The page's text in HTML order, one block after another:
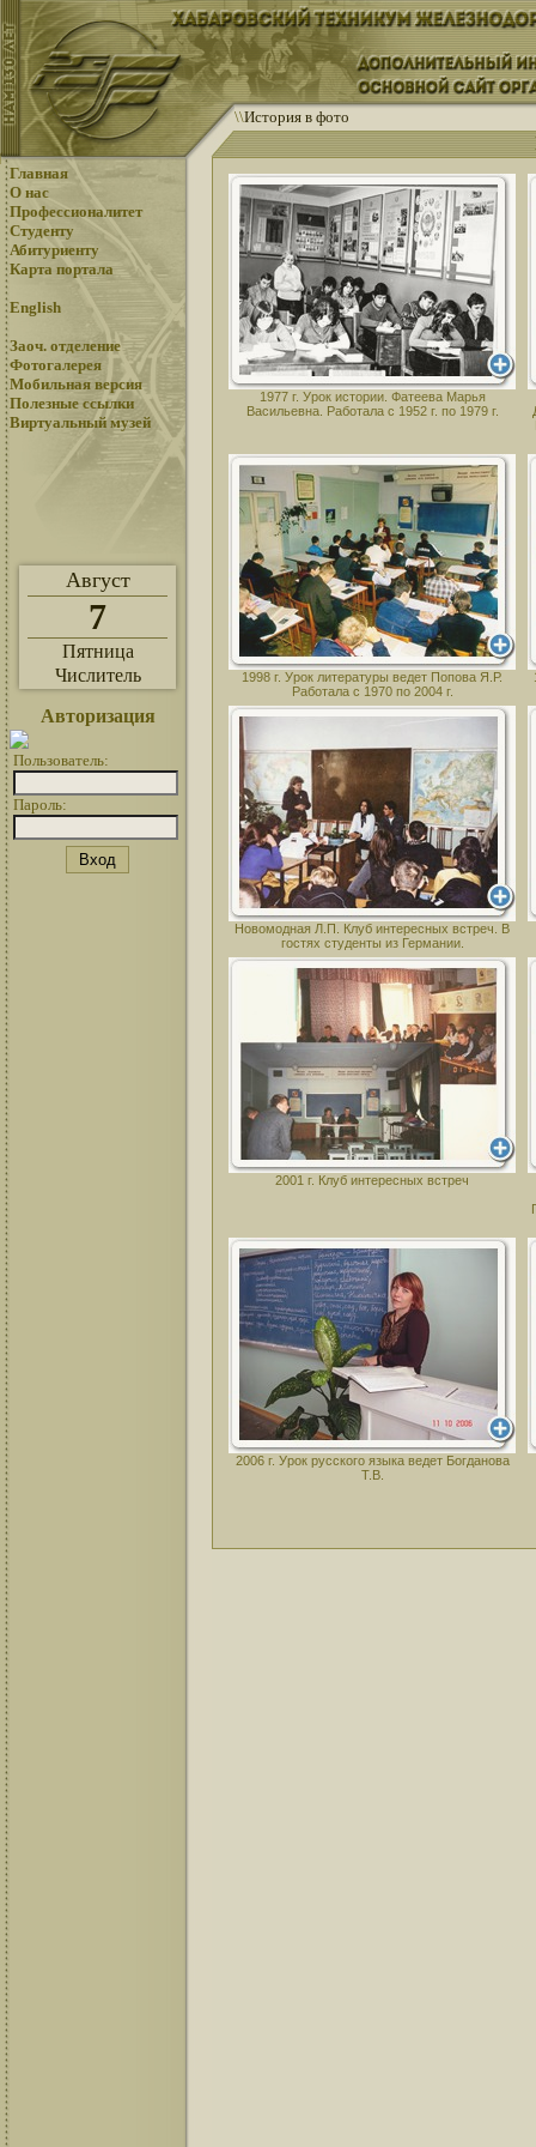
\\История в фото
Главная
О нас
Профессионалитет
Студенту
Абитуриенту
Карта портала
English
Заоч. отделение
Фотогалерея
Мобильная версия
Полезные ссылки
Виртуальный музей
Август
7
Пятница
Числитель
Авторизация
Пользователь:
Пароль:
1977 г. Урок истории. Фатеева Марья
Васильевна. Работала с 1952 г. по 1979 г.
1998 г. Урок литературы ведет Попова Я.Р.
Работала с 1970 по 2004 г.
Новомодная Л.П. Клуб интересных встреч. В
гостях студенты из Германии.
2001 г. Клуб интересных встреч
2006 г. Урок русского языка ведет Богданова
Т.В.